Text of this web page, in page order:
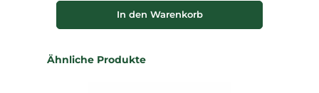
In den Warenkorb
Produktgalerie überspringen
Ähnliche Produkte